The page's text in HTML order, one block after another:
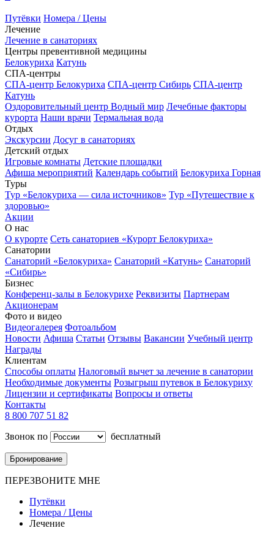
Путёвки Номера / Цены
Лечение
Лечение в санаториях
Центры превентивной медицины
Белокуриха Катунь
СПА-центры
СПА-центр Белокуриха СПА-центр Сибирь СПА-центр
Катунь
Оздоровительный центр Водный мир Лечебные факторы
курорта Наши врачи Термальная вода
Отдых
Экскурсии Досуг в санаториях
Детский отдых
Игровые комнаты Детские площадки
Афиша мероприятий Календарь событий Белокуриха Горная
Туры
Тур «Белокуриха — сила источников» Тур «Путешествие к
здоровью»
Акции
О нас
О курорте Сеть санаториев «Курорт Белокуриха»
Санатории
Санаторий «Белокуриха» Санаторий «Катунь» Санаторий
«Сибирь»
Бизнес
Конференц-залы в Белокурихе Реквизиты Партнерам
Акционерам
Фото и видео
Видеогалерея Фотоальбом
Новости Афиша Статьи Отзывы Вакансии Учебный центр
Награды
Клиентам
Способы оплаты Налоговый вычет за лечение в санатории
Необходимые документы Розыгрыш путевок в Белокуриху
Лицензии и сертификаты Вопросы и ответы
Контакты
8 800 707 51 82
Звонок по
бесплатный
Бронирование
ПЕРЕЗВОНИТЕ МНЕ
Путёвки
Номера / Цены
Лечение